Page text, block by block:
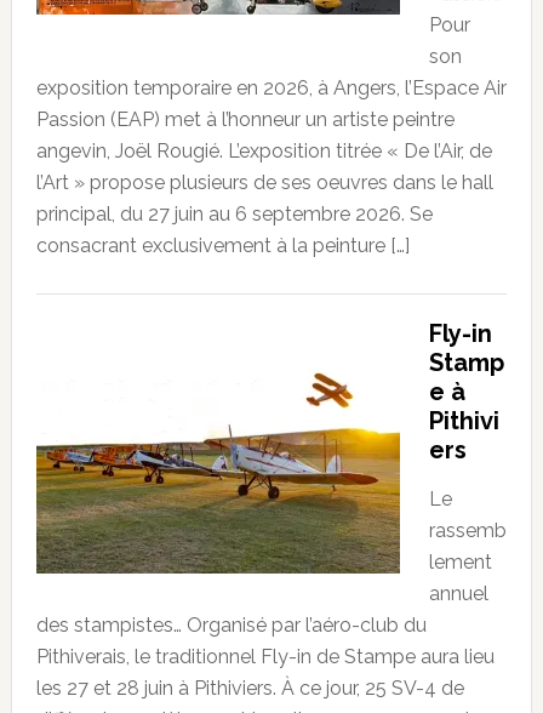
Pour
son
exposition temporaire en 2026, à Angers, l’Espace Air
Passion (EAP) met à l’honneur un artiste peintre
angevin, Joël Rougié. L’exposition titrée « De l’Air, de
l’Art » propose plusieurs de ses oeuvres dans le hall
principal, du 27 juin au 6 septembre 2026. Se
consacrant exclusivement à la peinture […]
Fly-in
Stamp
e à
Pithivi
ers
Le
rassemb
lement
annuel
des stampistes… Organisé par l’aéro-club du
Pithiverais, le traditionnel Fly-in de Stampe aura lieu
les 27 et 28 juin à Pithiviers. À ce jour, 25 SV-4 de